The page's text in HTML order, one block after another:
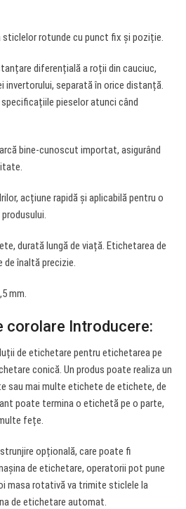
rotunde cu punct fix și poziție.
diferențială a roții din cauciuc,
invertorului, separată în orice distanță.
pieselor atunci când
bine-cunoscut importat, asigurând
acțiune rapidă și aplicabilă pentru o
durată lungă de viață. Etichetarea de
înaltă precizie.
mm.
corolare Introducere:
de etichetare pentru etichetarea pe
conică. Un produs poate realiza un
sau mai multe etichete de etichete, de
poate termina o etichetă pe o parte,
fețe.
opțională, care poate fi
de etichetare, operatorii pot pune
masa rotativă va trimite sticlele la
de etichetare automat.